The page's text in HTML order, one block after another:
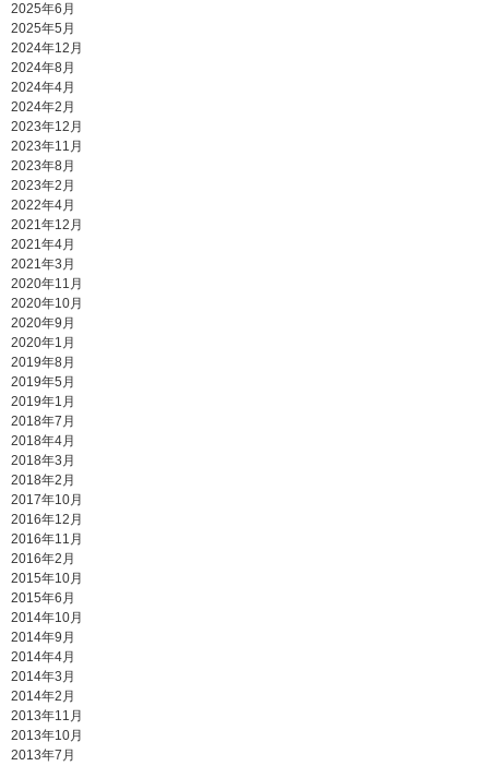
2025年6月
2025年5月
2024年12月
2024年8月
2024年4月
2024年2月
2023年12月
2023年11月
2023年8月
2023年2月
2022年4月
2021年12月
2021年4月
2021年3月
2020年11月
2020年10月
2020年9月
2020年1月
2019年8月
2019年5月
2019年1月
2018年7月
2018年4月
2018年3月
2018年2月
2017年10月
2016年12月
2016年11月
2016年2月
2015年10月
2015年6月
2014年10月
2014年9月
2014年4月
2014年3月
2014年2月
2013年11月
2013年10月
2013年7月